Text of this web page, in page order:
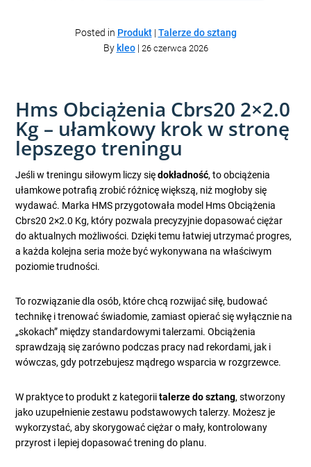
Posted in Produkt| Talerze do sztang
By kleo| 26 czerwca 2026
Hms Obciążenia Cbrs20 2×2.0
Kg – ułamkowy krok w stronę
lepszego treningu
Jeśli w treningu siłowym liczy siędokładność, to obciążenia
ułamkowe potrafią zrobić różnicę większą, niż mogłoby się
wydawać. Marka HMS przygotowała model Hms Obciążenia
Cbrs20 2×2.0 Kg, który pozwala precyzyjnie dopasować ciężar
do aktualnych możliwości. Dzięki temu łatwiej utrzymać progres,
a każda kolejna seria może być wykonywana na właściwym
poziomie trudności.
To rozwiązanie dla osób, które chcą rozwijać siłę, budować
technikę i trenować świadomie, zamiast opierać się wyłącznie na
„skokach” między standardowymi talerzami. Obciążenia
sprawdzają się zarówno podczas pracy nad rekordami, jak i
wówczas, gdy potrzebujesz mądrego wsparcia w rozgrzewce.
W praktyce to produkt z kategoriitalerze do sztang, stworzony
jako uzupełnienie zestawu podstawowych talerzy. Możesz je
wykorzystać, aby skorygować ciężar o mały, kontrolowany
przyrost i lepiej dopasować trening do planu.